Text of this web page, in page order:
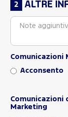
ALTRE
Comunicazioni
Acconsento
Marketing